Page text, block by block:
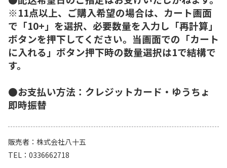
※11点以上、ご購入希望の場合は、カート画面
で「10+」を選択、必要数量を入力し「再計算」
ボタンを押下してください。当画面での「カート
に入れる」ボタン押下時の数量選択は1で結構で
す。
●お支払い方法：クレジットカード・ゆうちょ
即時振替
販売者
株式会社八十五
TEL
0336662718